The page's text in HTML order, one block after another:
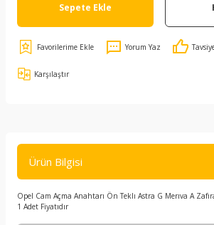
Sepete Ekle
Yorum Yaz
Karşılaştır
Ürün Bilgisi
Opel Cam Açma Anahtarı Ön Teklı Astra G Merıva A
1 Adet Fiyatıdır